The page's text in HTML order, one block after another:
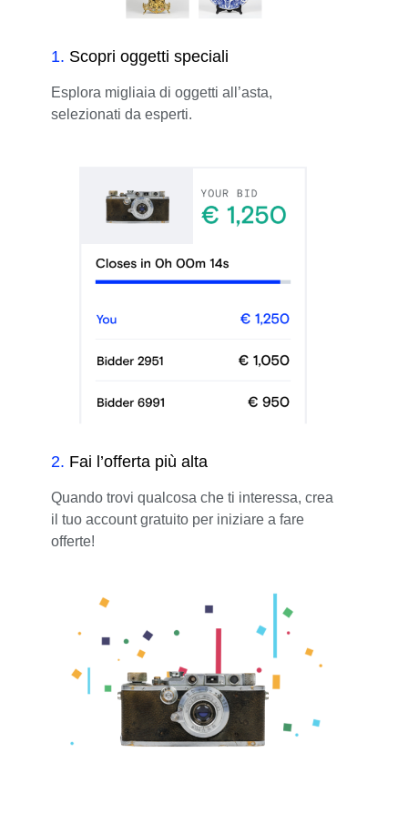
1. Scopri oggetti speciali
Esplora migliaia di oggetti all’asta,
selezionati da esperti.
2. Fai l’offerta più alta
Quando trovi qualcosa che ti interessa, crea
il tuo account gratuito per iniziare a fare
offerte!